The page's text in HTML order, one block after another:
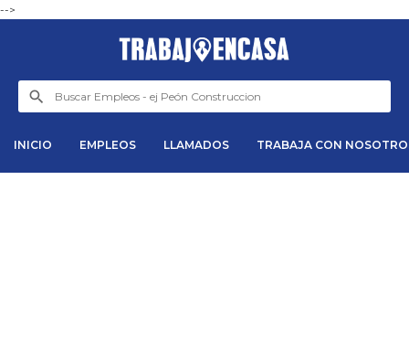
-->
INICIO EMPLEOS LLAMADOS TRABAJA CON